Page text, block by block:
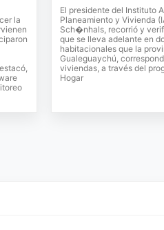
la
El presidente del Instituto
Planeamiento y Vivienda
Sch�nhals, recorrió y
que se lleva adelante en
habitacionales que la
Gualeguaychú,
viviendas, a través del
Hogar